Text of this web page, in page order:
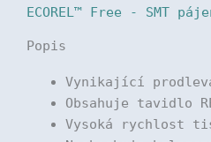
ECOREL™ Free - SMT
Popis
Vynikající
Obsahuje tavidlo
Vysoká rychlost